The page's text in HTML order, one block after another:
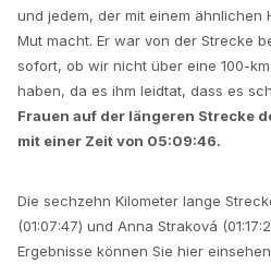
und jedem, der mit einem ähnlichen
Mut macht. Er war von der Strecke
sofort, ob wir nicht über eine 100-
haben, da es ihm leidtat, dass es
Frauen auf der längeren Strecke
mit einer Zeit von 05:09:46.
Die sechzehn Kilometer lange
(01:07:47) und Anna Straková
Ergebnisse können Sie hier